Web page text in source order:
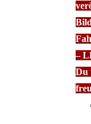
–
Du